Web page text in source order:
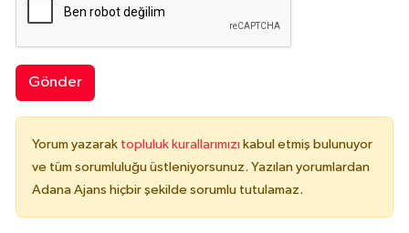
Gönder
Yorum yazarak topluluk kurallarımızı kabul etmiş bulunuyor
ve tüm sorumluluğu üstleniyorsunuz. Yazılan yorumlardan
Adana Ajans hiçbir şekilde sorumlu tutulamaz.